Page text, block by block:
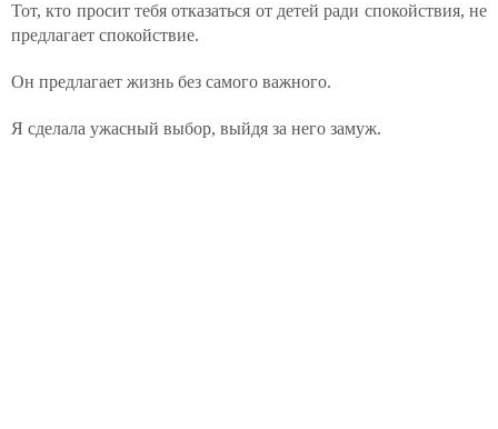
Тот, кто просит тебя отказаться от детей ради спокойствия, не
предлагает спокойствие.
Он предлагает жизнь без самого важного.
Я сделала ужасный выбор, выйдя за него замуж.